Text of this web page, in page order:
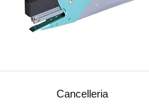
Cancelleria